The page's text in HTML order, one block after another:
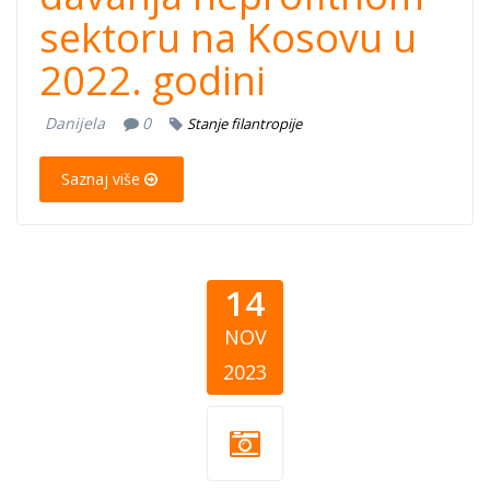
sektoru na Kosovu u
2022. godini
Danijela 0 Stanje filantropije
Saznaj više
14
NOV
2023